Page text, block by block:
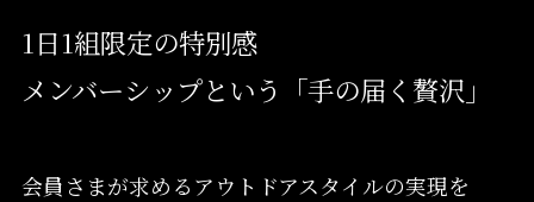
1日1組限定の特別感
メンバーシップという「手の届く贅沢」
会員さまが求めるアウトドアスタイルの実現を